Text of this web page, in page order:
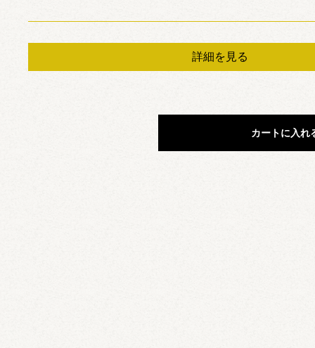
詳細を見る
カートに入れ